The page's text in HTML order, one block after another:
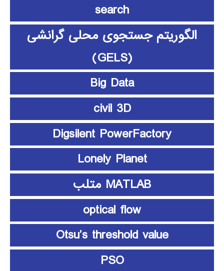
search
الگوریتم جستجوی محلی گرانشی
(GELS)
Big Data
civil 3D
Digsilent PowerFactory
Lonely Planet
MATLAB متلب
optical flow
Otsu’s threshold value
PSO